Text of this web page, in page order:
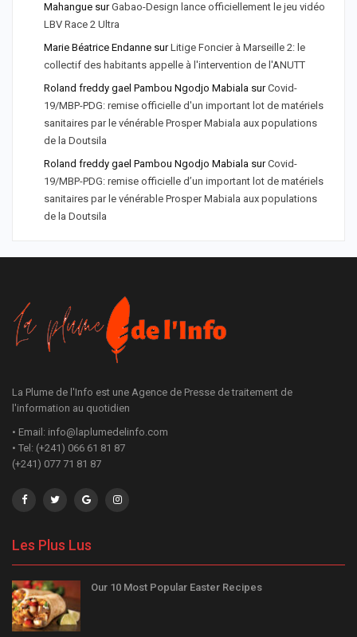
Mahangue surGabao-Design lance officiellement le jeu vidéo
LBV Race 2 Ultra
Marie Béatrice Endanne surLitige Foncier à Marseille 2: le
collectif des habitants appelle à l'intervention de l'ANUTT
Roland freddy gael Pambou Ngodjo Mabiala surCovid-
19/MBP-PDG: remise officielle d'un important lot de matériels
sanitaires par le vénérable Prosper Mabiala aux populations
de la Doutsila
Roland freddy gael Pambou Ngodjo Mabiala surCovid-
19/MBP-PDG: remise officielle d’un important lot de matériels
sanitaires par le vénérable Prosper Mabiala aux populations
de la Doutsila
La Plume de l'Info est une Agence de Presse de traitement de
l'information au quotidien
• Email: info@laplumedelinfo.com
• Tel: (+241) 066 61 81 87
(+241) 077 71 81 87
Les Plus Lus
Our 10 Most Popular Easter Recipes